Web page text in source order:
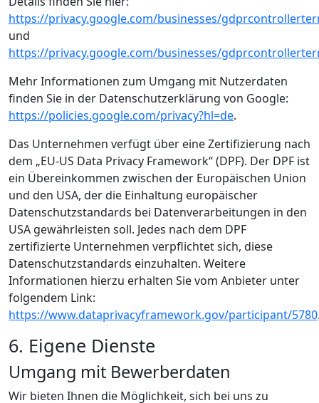
https://privacy.google.com/businesses/
und
https://privacy.google.com/businesses/
Mehr Informationen zum Umgang mit Nutzerdaten
finden Sie in der Datenschutzerklärung von Google:
https://policies.google.com/privacy?hl=de.
Das Unternehmen verfügt über eine Zertifizierung nach
dem „EU-US Data Privacy Framework“ (DPF). Der DPF ist
ein Übereinkommen zwischen der Europäischen Union
und den USA, der die Einhaltung europäischer
Datenschutzstandards bei Datenverarbeitungen in den
USA gewährleisten soll. Jedes nach dem DPF
zertifizierte Unternehmen verpflichtet sich, diese
Datenschutzstandards einzuhalten. Weitere
Informationen hierzu erhalten Sie vom Anbieter unter
folgendem Link:
https://www.dataprivacyframework.gov/participant/5780
6. Eigene Dienste
Umgang mit Bewerberdaten
Wir bieten Ihnen die Möglichkeit, sich bei uns zu